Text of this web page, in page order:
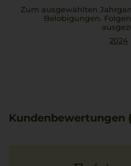
Zum ausgewählten
Belobigungen.
2024
Kundenbewertungen